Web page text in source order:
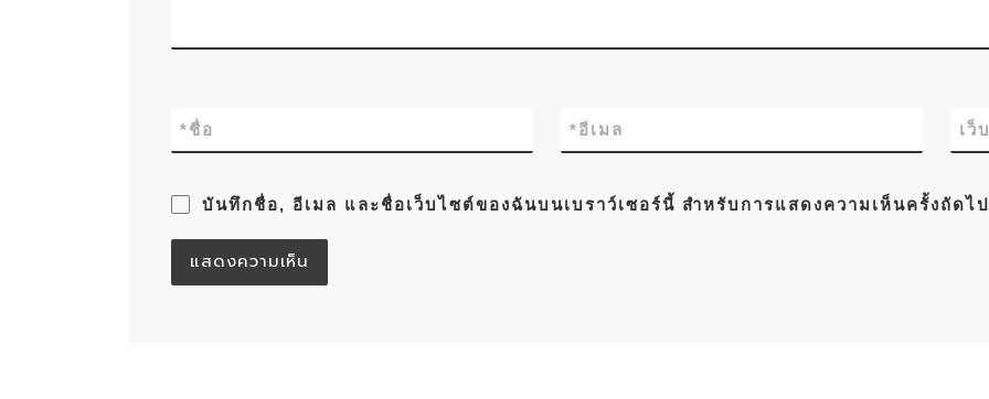
ชื่อ
* อีเมล
* เว็
บันทึกชื่อ, อีเมล และชื่อเว็บไซต์ของฉันบนเบราว์เซอร์นี้ สำหรับการแสดงความเห็นครั้งถัดไป